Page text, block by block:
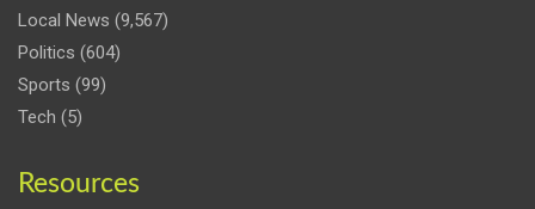
Local News (9,567)
Politics (604)
Sports (99)
Tech (5)
Resources